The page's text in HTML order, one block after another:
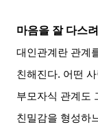
마음을 잘 다스
대인관계란 관계
친해진다. 어떤
부모자식 관계도
친밀감을 형성하